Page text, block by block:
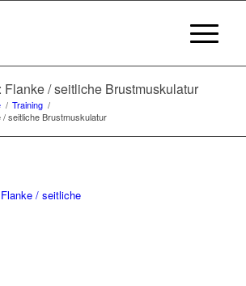
/ seitliche Brustmuskulatur
/ Training /
seitliche Brustmuskulatur